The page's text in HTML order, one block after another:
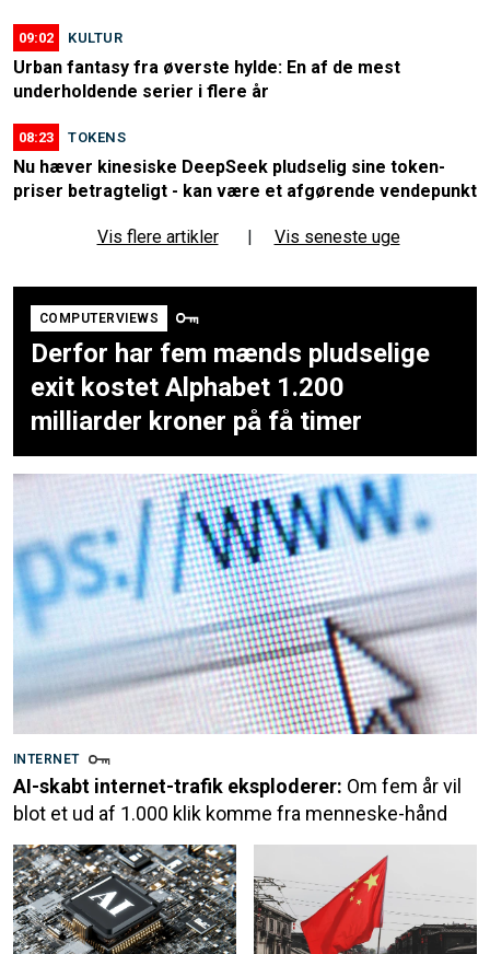
09:02 KULTUR
Urban fantasy fra øverste hylde: En af de mest
underholdende serier i flere år
08:23 TOKENS
Nu hæver kinesiske DeepSeek pludselig sine token-
priser betragteligt - kan være et afgørende vendepunkt
Vis flere artikler | Vis seneste uge
COMPUTERVIEWS
Derfor har fem mænds pludselige
exit kostet Alphabet 1.200
milliarder kroner på få timer
INTERNET
AI-skabt internet-trafik eksploderer: Om fem år vil
blot et ud af 1.000 klik komme fra menneske-hånd